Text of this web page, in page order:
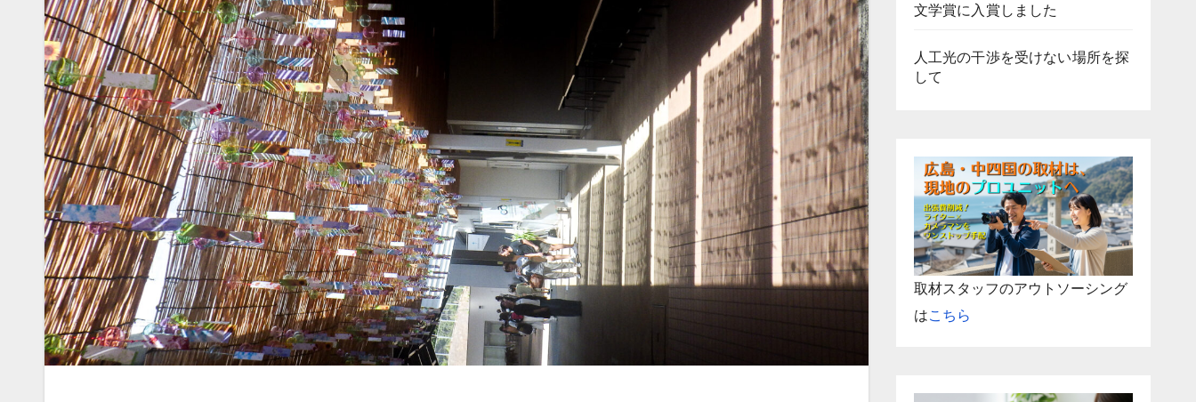
文学賞に入賞しました
人工光の干渉を受けない場所を探
して
取材スタッフのアウトソーシング
はこちら